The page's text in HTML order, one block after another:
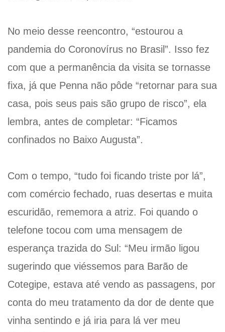
No meio desse reencontro, “estourou a
pandemia do Coronovírus no Brasil”. Isso fez
com que a permanência da visita se tornasse
fixa, já que Penna não pôde “retornar para sua
casa, pois seus pais são grupo de risco”, ela
lembra, antes de completar: “Ficamos
confinados no Baixo Augusta”.
Com o tempo, “tudo foi ficando triste por lá”,
com comércio fechado, ruas desertas e muita
escuridão, rememora a atriz. Foi quando o
telefone tocou com uma mensagem de
esperança trazida do Sul: “Meu irmão ligou
sugerindo que viéssemos para Barão de
Cotegipe, estava até vendo as passagens, por
conta do meu tratamento da dor de dente que
vinha sentindo e já iria para lá ver meu